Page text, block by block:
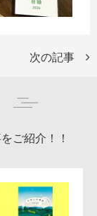
次の記事
ご紹介！！